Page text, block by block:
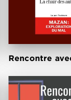
Rencontre